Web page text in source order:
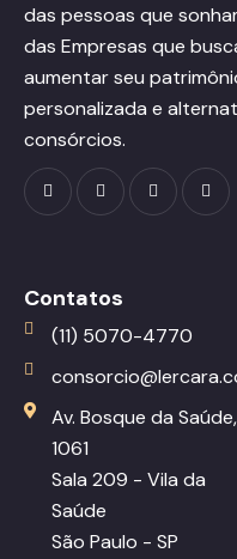
das pessoas que
das Empresas que
aumentar seu
personalizada e
consórcios.
Contatos
(11) 5070-4770
Av. Bosque da Saúde,
1061
Sala 209 - Vila da
Saúde
São Paulo - SP